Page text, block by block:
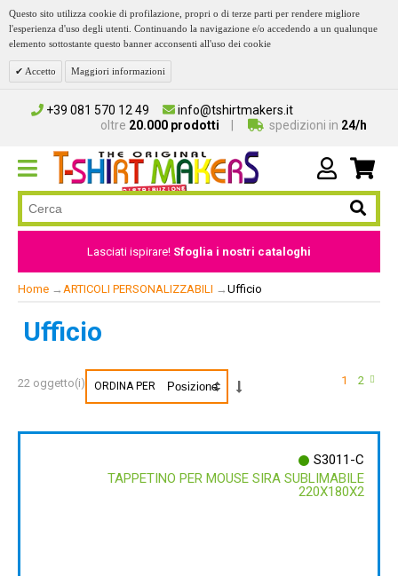
Questo sito utilizza cookie di profilazione, propri o di terze parti per rendere migliore
l'esperienza d'uso degli utenti. Continuando la navigazione e/o accedendo a un qualunque
elemento sottostante questo banner acconsenti all'uso dei cookie
Accetto Maggiori informazioni
+39 081 570 12 49
info@tshirtmakers.it
oltre 20.000 prodotti spedizioni in 24/h
Lasciati ispirare! Sfoglia i nostri cataloghi
Home → ARTICOLI PERSONALIZZABILI → Ufficio
Ufficio
22 oggetto(i) 1 2
ORDINA PER
S3011-C
TAPPETINO PER MOUSE SIRA SUBLIMABILE
220X180X2